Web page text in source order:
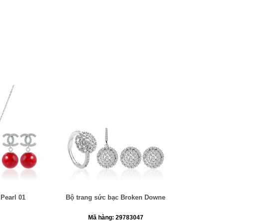
01 Bộ trang sức bạc Broken Downe
Mã hàng: 29783047